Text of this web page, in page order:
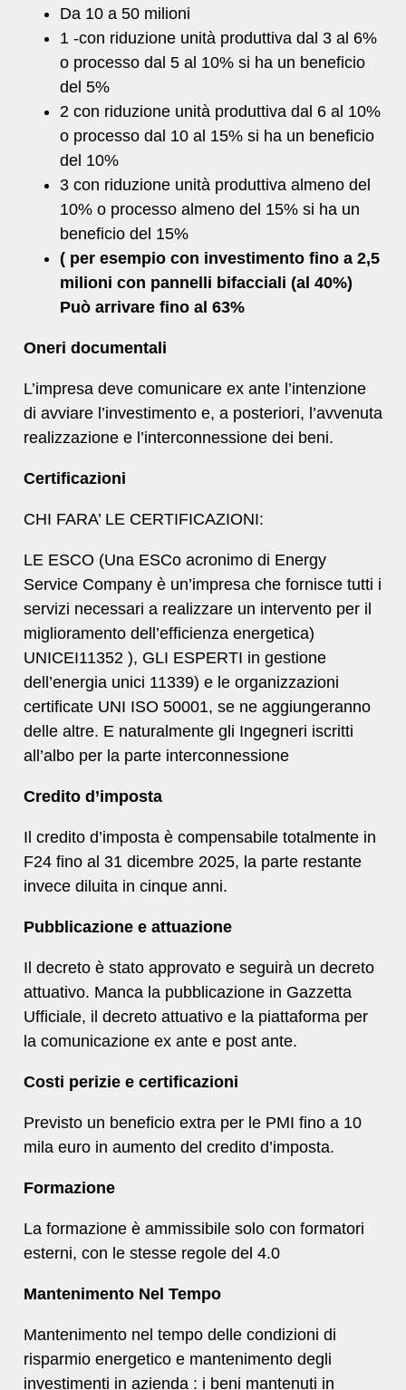
Da 10 a 50 milioni
1 -con riduzione unità produttiva dal 3 al 6%
o processo dal 5 al 10% si ha un beneficio
del 5%
2 con riduzione unità produttiva dal 6 al 10%
o processo dal 10 al 15% si ha un beneficio
del 10%
3 con riduzione unità produttiva almeno del
10% o processo almeno del 15% si ha un
beneficio del 15%
( per esempio con investimento fino a 2,5
milioni con pannelli bifacciali (al 40%)
Può arrivare fino al 63%
Oneri documentali
L’impresa deve comunicare ex ante l’intenzione
di avviare l’investimento e, a posteriori, l’avvenuta
realizzazione e l’interconnessione dei beni.
Certificazioni
CHI FARA’ LE CERTIFICAZIONI:
LE ESCO (Una ESCo acronimo di Energy
Service Company è un’impresa che fornisce tutti i
servizi necessari a realizzare un intervento per il
miglioramento dell’efficienza energetica)
UNICEI11352 ), GLI ESPERTI in gestione
dell’energia unici 11339) e le organizzazioni
certificate UNI ISO 50001, se ne aggiungeranno
delle altre. E naturalmente gli Ingegneri iscritti
all’albo per la parte interconnessione
Credito d’imposta
Il credito d’imposta è compensabile totalmente in
F24 fino al 31 dicembre 2025, la parte restante
invece diluita in cinque anni.
Pubblicazione e attuazione
Il decreto è stato approvato e seguirà un decreto
attuativo. Manca la pubblicazione in Gazzetta
Ufficiale, il decreto attuativo e la piattaforma per
la comunicazione ex ante e post ante.
Costi perizie e certificazioni
Previsto un beneficio extra per le PMI fino a 10
mila euro in aumento del credito d’imposta.
Formazione
La formazione è ammissibile solo con formatori
esterni, con le stesse regole del 4.0
Mantenimento Nel Tempo
Mantenimento nel tempo delle condizioni di
risparmio energetico e mantenimento degli
investimenti in azienda : i beni mantenuti in